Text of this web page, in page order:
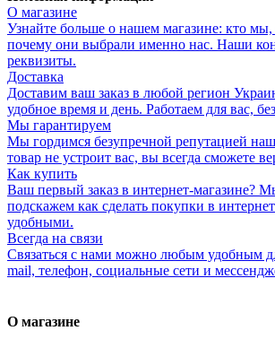
О магазине
Узнайте больше о нашем магазине: кто
почему они выбрали именно нас. Наши
реквизиты.
Доставка
Доставим ваш заказ в любой регион
удобное время и день. Работаем для вас,
Мы гарантируем
Мы гордимся безупречной репутацией
товар не устроит вас, вы всегда сможете
Как купить
Ваш первый заказ в интернет-магазине?
подскажем как сделать покупки в
удобными.
Всегда на связи
Связаться с нами можно любым удобным
mail, телефон, социальные сети и
О магазине